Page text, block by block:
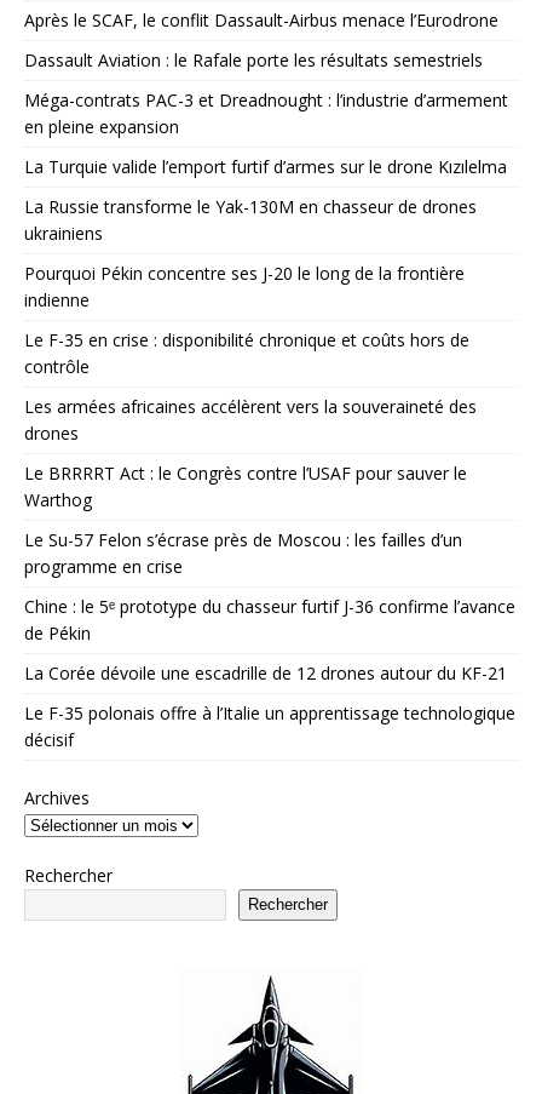
Après le SCAF, le conflit Dassault-Airbus menace l’Eurodrone
Dassault Aviation : le Rafale porte les résultats semestriels
Méga-contrats PAC-3 et Dreadnought : l’industrie d’armement
en pleine expansion
La Turquie valide l’emport furtif d’armes sur le drone Kızılelma
La Russie transforme le Yak-130M en chasseur de drones
ukrainiens
Pourquoi Pékin concentre ses J-20 le long de la frontière
indienne
Le F-35 en crise : disponibilité chronique et coûts hors de
contrôle
Les armées africaines accélèrent vers la souveraineté des
drones
Le BRRRRT Act : le Congrès contre l’USAF pour sauver le
Warthog
Le Su-57 Felon s’écrase près de Moscou : les failles d’un
programme en crise
Chine : le 5ᵉ prototype du chasseur furtif J-36 confirme l’avance
de Pékin
La Corée dévoile une escadrille de 12 drones autour du KF-21
Le F-35 polonais offre à l’Italie un apprentissage technologique
décisif
Archives
Rechercher
Rechercher